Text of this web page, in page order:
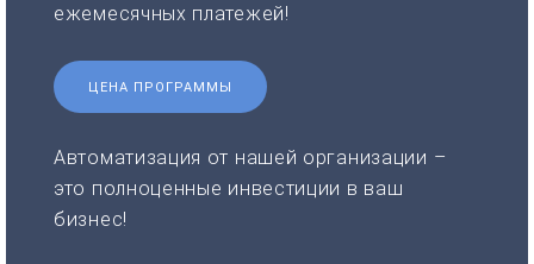
ежемесячных платежей!
ЦЕНА ПРОГРАММЫ
Автоматизация от нашей организации –
это полноценные инвестиции в ваш
бизнес!